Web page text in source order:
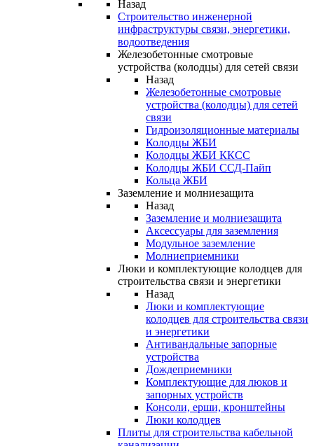
Назад
Строительство инженерной
инфраструктуры связи, энергетики,
водоотведения
Железобетонные смотровые
устройства (колодцы) для сетей связи
Назад
Железобетонные смотровые
устройства (колодцы) для сетей
связи
Гидроизоляционные материалы
Колодцы ЖБИ
Колодцы ЖБИ ККСС
Колодцы ЖБИ ССД-Пайп
Кольца ЖБИ
Заземление и молниезащита
Назад
Заземление и молниезащита
Аксессуары для заземления
Модульное заземление
Молниеприемники
Люки и комплектующие колодцев для
строительства связи и энергетики
Назад
Люки и комплектующие
колодцев для строительства связи
и энергетики
Антивандальные запорные
устройства
Дождеприемники
Комплектующие для люков и
запорных устройств
Консоли, ерши, кронштейны
Люки колодцев
Плиты для строительства кабельной